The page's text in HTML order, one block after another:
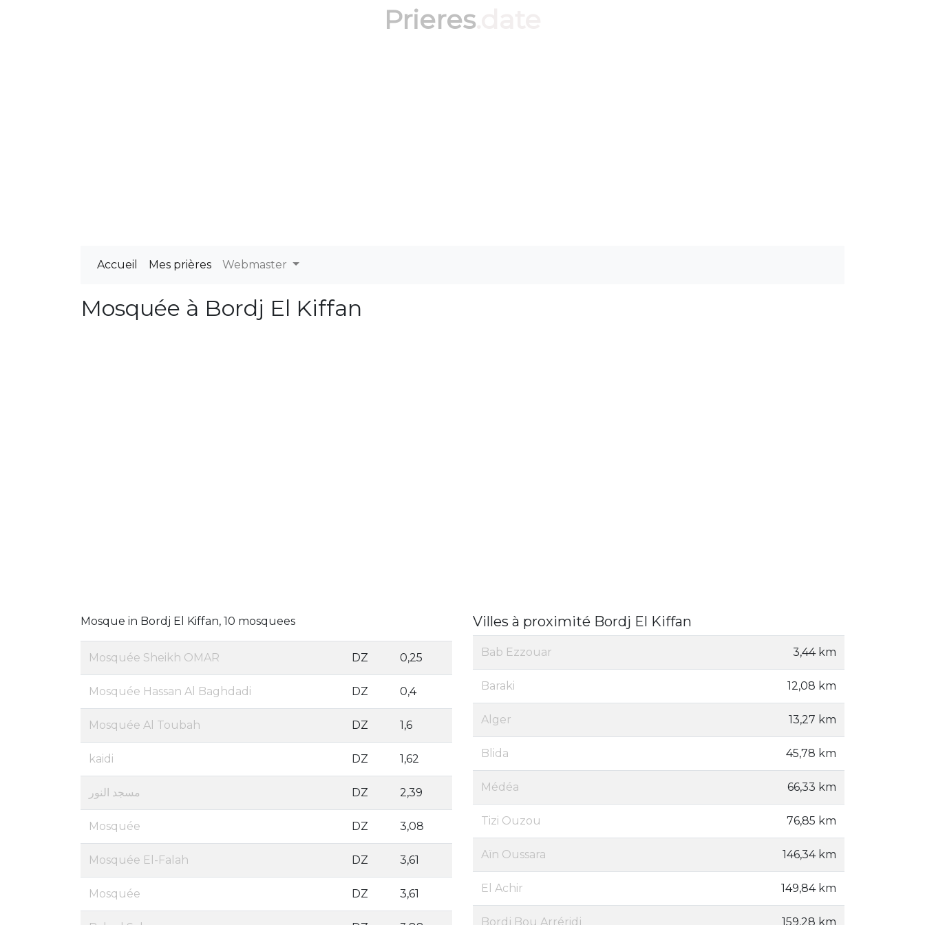
Prieres
Accueil Mes prières Webmaster
Mosquée à Bordj El Kiffan
Mosque in Bordj El Kiffan, 10 mosquees
Mosquée Sheikh OMAR DZ 0,25
Mosquée Hassan Al Baghdadi DZ 0,4
Mosquée Al Toubah DZ 1,6
kaidi DZ 1,62
مسجد النور DZ 2,39
Mosquée DZ 3,08
Mosquée El-Falah DZ 3,61
Mosquée DZ 3,61
Villes à proximité Bordj El Kiffan
Bab Ezzouar 3,44 km
Baraki 12,08 km
Alger 13,27 km
Blida 45,78 km
Médéa 66,33 km
Tizi Ouzou 76,85 km
Aïn Oussara 146,34 km
El Achir 149,84 km
Bordj Bou Arréridj 159,28 km